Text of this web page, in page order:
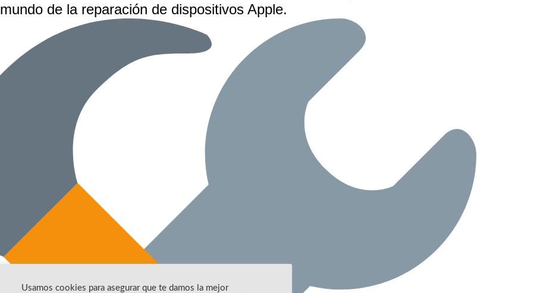
mundo de la reparación de dispositivos Apple.
Usamos cookies para asegurar que te damos la mejor